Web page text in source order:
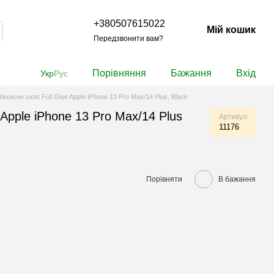
+380507615022
Передзвонити вам?
Мій кошик
УкрРус Порівняння Бажання Вхід
скло Full Glue Apple iPhone 13 Pro Max/14 Plus, Black
iPhone 13 Pro Max/14 Plus
Артикул
11176
Порівняти В бажання